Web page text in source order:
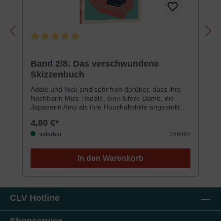
Band 2/8: Das verschwundene
Skizzenbuch
Addie und Nick sind sehr froh darüber, dass ihre
Nachbarin Miss Tisdale, eine ältere Dame, die
Japanerin Amy als ihre Haushaltshilfe angestellt
Amys Vater im Zweiten Weltkrieg als Spion tätig
war – also, wer würde da nicht neugierig werden?
Vergangenheit führen Nick, Addie und ihren neuen
Freund Brian in einen atemraubenden neuen
wachsen?Für Jungen und Mädchen ab 10 Jahren
4,90 €*
lieferbar 256484
In den Warenkorb
CLV Hotline